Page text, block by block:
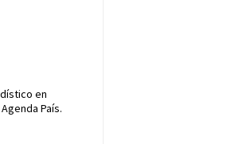
en
País.